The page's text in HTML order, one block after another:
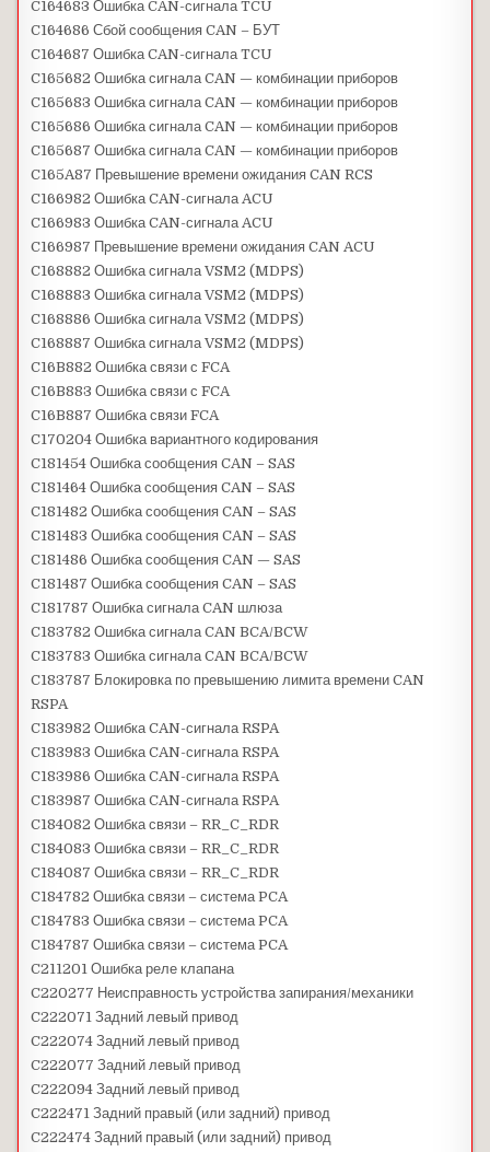
C164683 Ошибка CAN-сигнала TCU
C164686 Сбой сообщения CAN – БУТ
C164687 Ошибка CAN-сигнала TCU
C165682 Ошибка сигнала CAN — комбинации приборов
C165683 Ошибка сигнала CAN — комбинации приборов
C165686 Ошибка сигнала CAN — комбинации приборов
C165687 Ошибка сигнала CAN — комбинации приборов
C165A87 Превышение времени ожидания CAN RCS
C166982 Ошибка CAN-сигнала ACU
C166983 Ошибка CAN-сигнала ACU
C166987 Превышение времени ожидания CAN ACU
C168882 Ошибка сигнала VSM2 (MDPS)
C168883 Ошибка сигнала VSM2 (MDPS)
C168886 Ошибка сигнала VSM2 (MDPS)
C168887 Ошибка сигнала VSM2 (MDPS)
C16B882 Ошибка связи с FCA
C16B883 Ошибка связи с FCA
C16B887 Ошибка связи FCA
C170204 Ошибка вариантного кодирования
C181454 Ошибка сообщения CAN – SAS
C181464 Ошибка сообщения CAN – SAS
C181482 Ошибка сообщения CAN – SAS
C181483 Ошибка сообщения CAN – SAS
C181486 Ошибка сообщения CAN — SAS
C181487 Ошибка сообщения CAN – SAS
C181787 Ошибка сигнала CAN шлюза
C183782 Ошибка сигнала CAN BCA/BCW
C183783 Ошибка сигнала CAN BCA/BCW
C183787 Блокировка по превышению лимита времени CAN
RSPA
C183982 Ошибка CAN-сигнала RSPA
C183983 Ошибка CAN-сигнала RSPA
C183986 Ошибка CAN-сигнала RSPA
C183987 Ошибка CAN-сигнала RSPA
C184082 Ошибка связи – RR_C_RDR
C184083 Ошибка связи – RR_C_RDR
C184087 Ошибка связи – RR_C_RDR
C184782 Ошибка связи – система PCA
C184783 Ошибка связи – система PCA
C184787 Ошибка связи – система PCA
C211201 Ошибка реле клапана
C220277 Неисправность устройства запирания/механики
C222071 Задний левый привод
C222074 Задний левый привод
C222077 Задний левый привод
C222094 Задний левый привод
C222471 Задний правый (или задний) привод
C222474 Задний правый (или задний) привод